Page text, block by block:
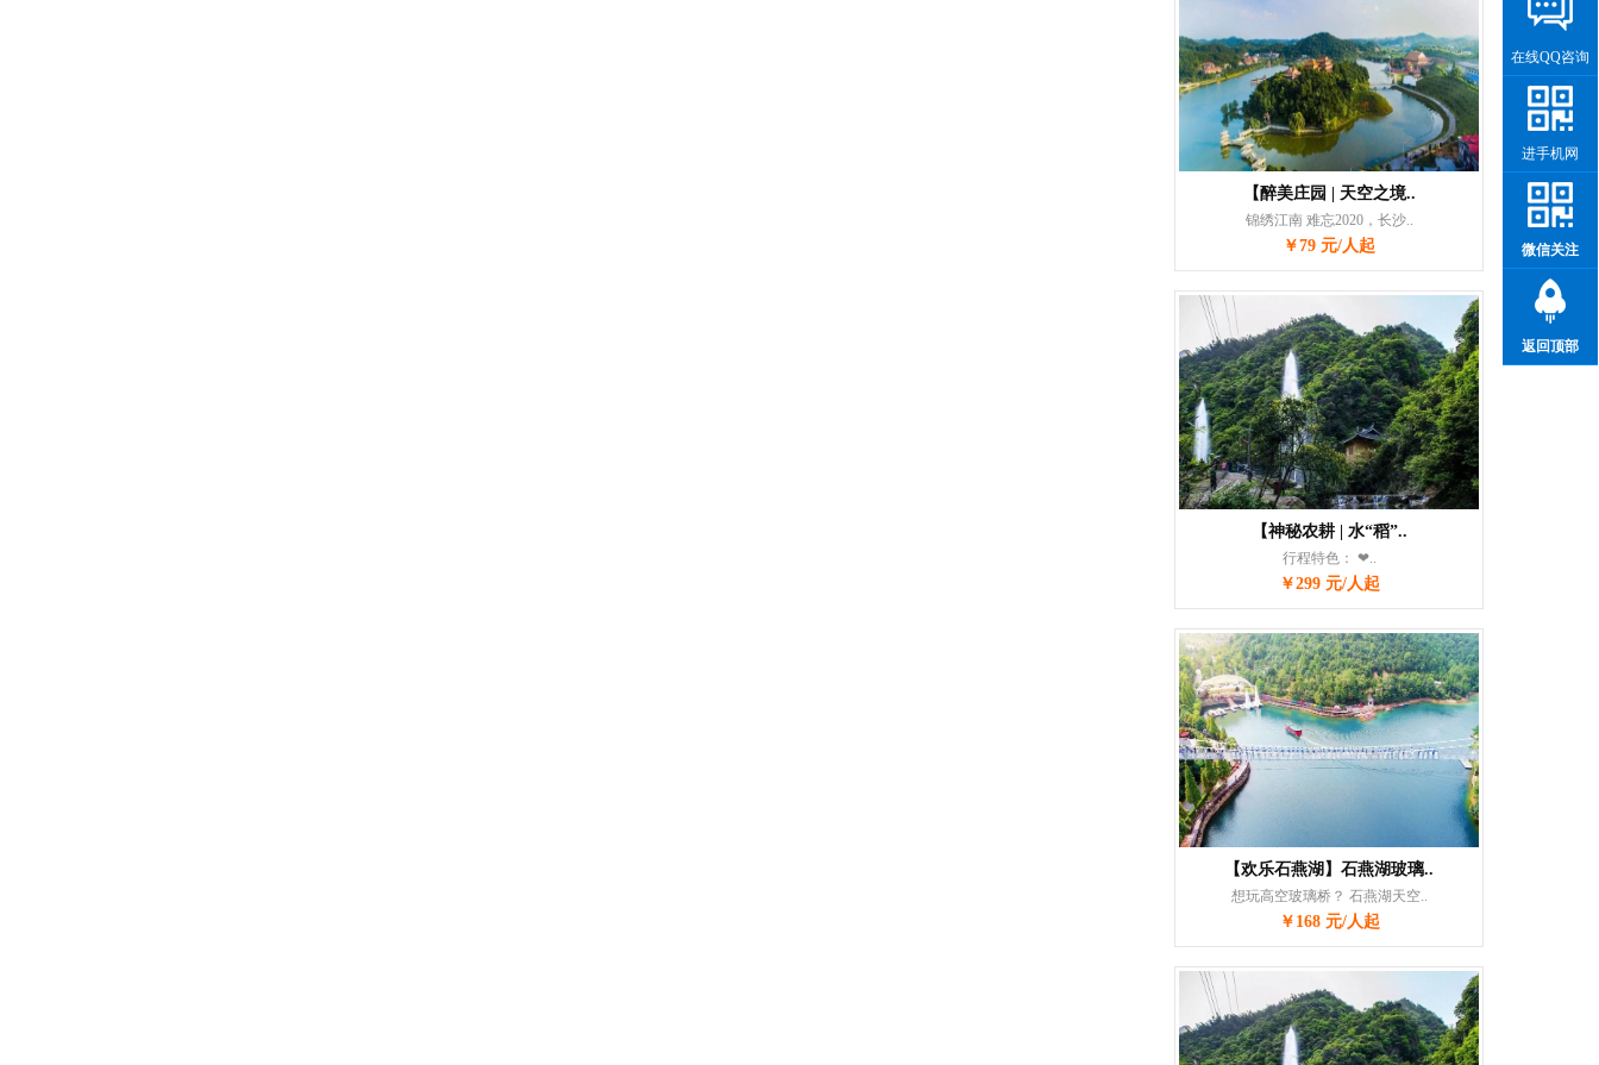
【醉美庄园 | 天空之境..
锦绣江南 难忘2020，长沙..
￥79 元/人起
【神秘农耕 | 水“稻”..
行程特色： ❤..
￥299 元/人起
【欢乐石燕湖】石燕湖玻璃..
想玩高空玻璃桥？ 石燕湖天空..
￥168 元/人起
在线QQ咨询
进手机网
微信关注
返回顶部